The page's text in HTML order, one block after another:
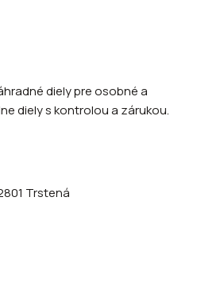
diely pre osobné a
diely s kontrolou a zárukou.
Trstená